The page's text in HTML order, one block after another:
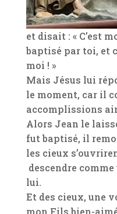
et disait : « C’est
baptisé par toi, et
moi ! »
Mais Jésus lui
le moment, car il
accomplissions
Alors Jean le
fut baptisé, il
les cieux
descendre
lui.
Et des cieux, une
mon Fils bien-